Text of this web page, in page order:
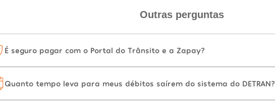
Outras perguntas
É seguro pagar com o Portal do Trânsito e a Zapay?
Quanto tempo leva para meus débitos saírem do sistema do DETRAN?